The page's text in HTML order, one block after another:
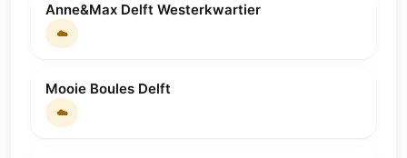
Anne&Max Delft Westerkwartier
☁️
Mooie Boules Delft
☁️